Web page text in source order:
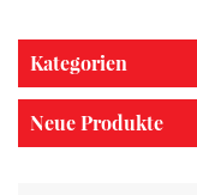
Kategorien
Neue Produkte